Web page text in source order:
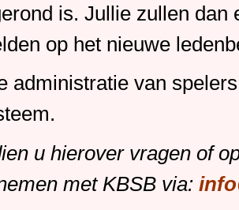
is. Jullie zullen dan
op het nieuwe
administratie van
u hierover vragen of
met KBSB via: